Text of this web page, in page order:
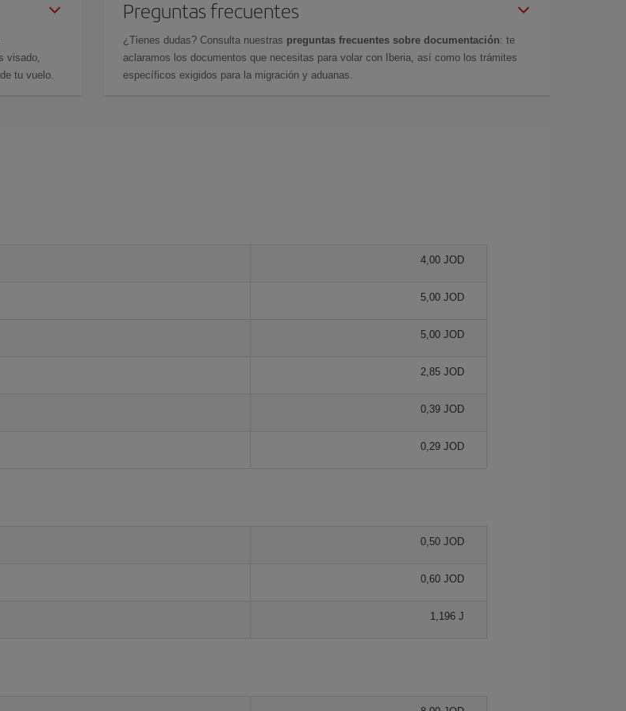
visado,
tu vuelo.
Preguntas frecuentes
¿Tienes dudas? Consulta nuestras preguntas frecuentes sobre documentación: te
aclaramos los documentos que necesitas para volar con Iberia, así como los trámites
específicos exigidos para la migración y aduanas.
4,00 JOD
5,00 JOD
5,00 JOD
2,85 JOD
0,39 JOD
0,29 JOD
0,50 JOD
0,60 JOD
1,196 J